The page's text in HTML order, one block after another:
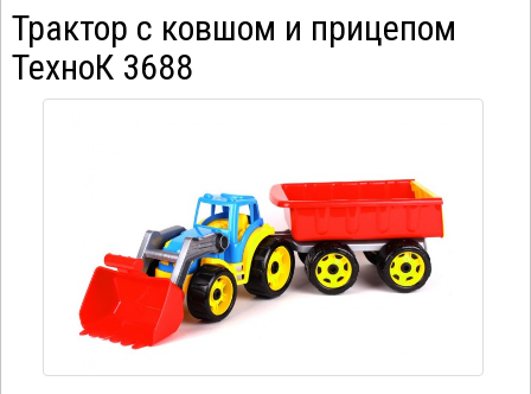
Трактор с ковшом и прицепом
ТехноК 3688